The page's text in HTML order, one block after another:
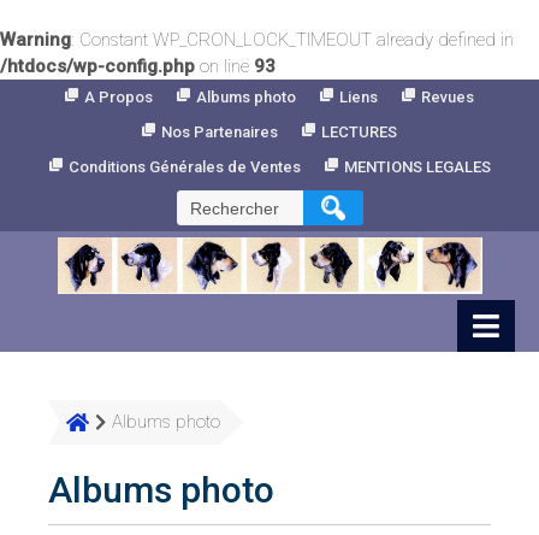
Warning: Constant WP_CRON_LOCK_TIMEOUT already defined in
/htdocs/wp-config.php on line 93
A Propos Albums photo Liens
Revues
Nos Partenaires
LECTURES
Conditions Générales de Ventes
MENTIONS LEGALES
Rechercher :
Albums photo
Albums photo